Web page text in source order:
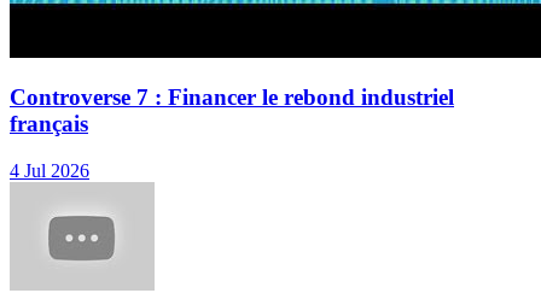
Controverse 7 : Financer le rebond industriel
français
4 Jul 2026